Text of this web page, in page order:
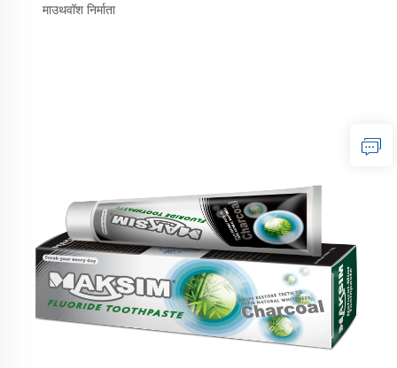
माउथवॉश निर्माता